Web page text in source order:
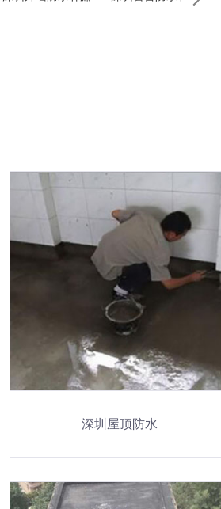
深圳屋顶防水